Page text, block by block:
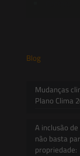
Blog
Mudanças
Plano Clima
A inclusão
não basta
propriedade: